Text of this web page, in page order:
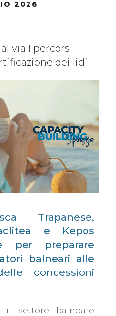
2026
via I percorsi
dei lidi
Trapanese,
e Kepos
per preparare
balneari alle
concessioni
il settore balneare